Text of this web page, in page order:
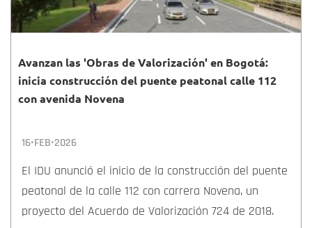
Avanzan las 'Obras de Valorización' en Bogotá:
inicia construcción del puente peatonal calle 112
con avenida Novena
16•FEB•2026
El IDU anunció el inicio de la construcción del puente
peatonal de la calle 112 con carrera Novena, un
proyecto del Acuerdo de Valorización 724 de 2018.